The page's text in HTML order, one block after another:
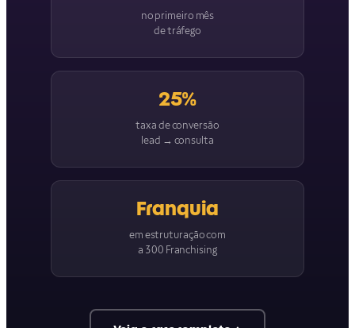
no primeiro mês
de tráfego
25%
taxa de conversão
lead → consulta
Franquia
em estruturação com
a 300 Franchising